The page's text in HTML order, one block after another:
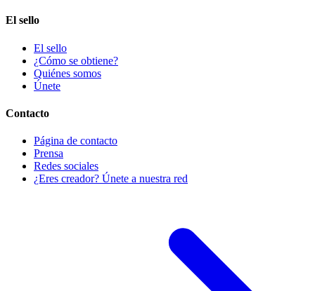
El sello
El sello
¿Cómo se obtiene?
Quiénes somos
Únete
Contacto
Página de contacto
Prensa
Redes sociales
¿Eres creador? Únete a nuestra red